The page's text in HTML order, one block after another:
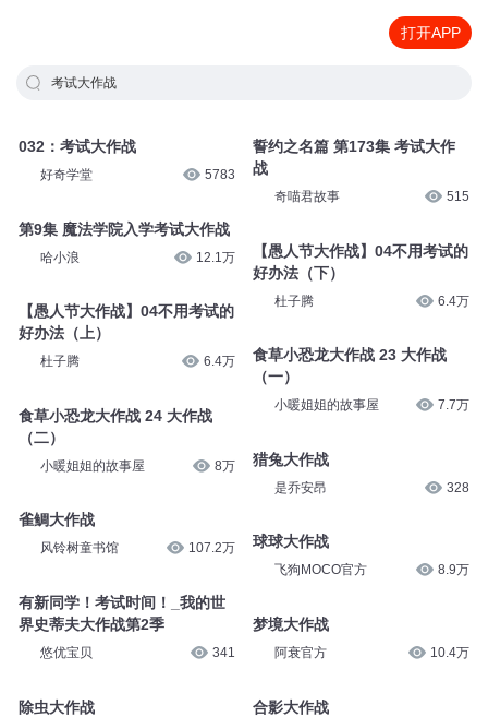
打开APP
考试大作战
032：考试大作战
好奇学堂 5783
第9集 魔法学院入学考试大作战
哈小浪 12.1万
【愚人节大作战】04不用考试的
好办法（上）
杜子腾 6.4万
食草小恐龙大作战 24 大作战
（二）
小暖姐姐的故事屋 8万
雀鲷大作战
风铃树童书馆 107.2万
有新同学！考试时间！_我的世
界史蒂夫大作战第2季
悠优宝贝 341
除虫大作战
誓约之名篇 第173集 考试大作
战
奇喵君故事 515
【愚人节大作战】04不用考试的
好办法（下）
杜子腾 6.4万
食草小恐龙大作战 23 大作战
（一）
小暖姐姐的故事屋 7.7万
猎兔大作战
是乔安昂 328
球球大作战
飞狗MOCO官方 8.9万
梦境大作战
阿衰官方 10.4万
合影大作战